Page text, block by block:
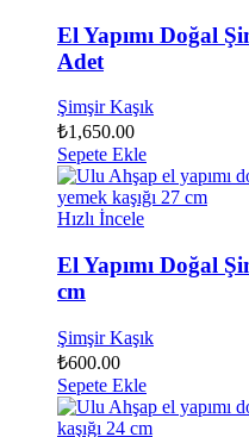
El Yapımı Doğal
Adet
Şimşir Kaşık
₺1,650.00
Sepete Ekle
Hızlı İncele
El Yapımı Doğal
cm
Şimşir Kaşık
₺600.00
Sepete Ekle